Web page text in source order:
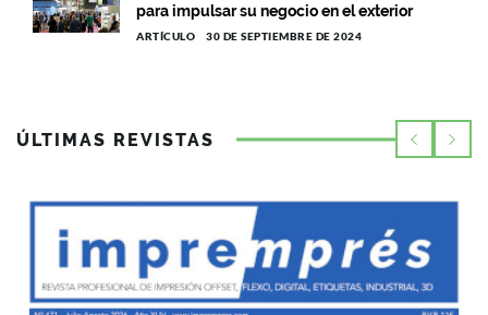
para impulsar su negocio en el exterior
ARTÍCULO 30 DE SEPTIEMBRE DE 2024
ÚLTIMAS REVISTAS